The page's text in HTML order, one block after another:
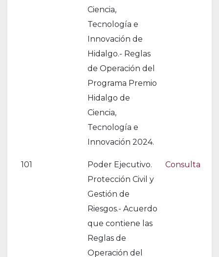
Ciencia,
Tecnología e
Innovación de
Hidalgo.- Reglas
de Operación del
Programa Premio
Hidalgo de
Ciencia,
Tecnología e
Innovación 2024.
101
Poder Ejecutivo.
Protección Civil y
Gestión de
Riesgos.- Acuerdo
que contiene las
Reglas de
Operación del
Consulta